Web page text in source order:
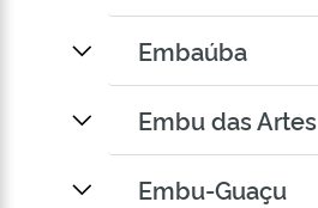
Embaúba
Embu das Artes
Embu-Guaçu